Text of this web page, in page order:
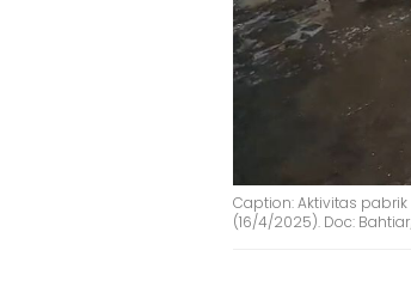
Caption: Aktivitas
(16/4/2025). Doc: